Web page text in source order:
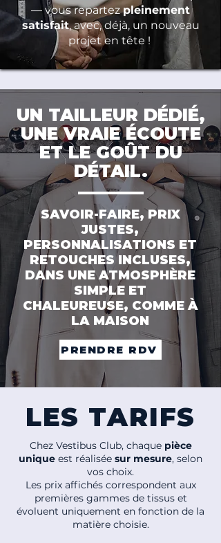
— vous repartezpleinement
satisfait, avec, déjà, un nouveau
projet en tête !
UN TAILLEUR DÉDIÉ,
UNE VRAIE ÉCOUTE
ET LE GOÛT DU
DÉTAIL.
SAVOIR-FAIRE, PRIX
JUSTES,
PERSONNALISATIONS ET
RETOUCHES INCLUSES,
DANS UNE ATMOSPHÈRE
SIMPLE ET
CHALEUREUSE, COMME À
LA MAISON
PRENDRE RDV
LES TARIFS
Chez Vestibus Club, chaque pièce
unique est réalisée sur mesure, selon
vos choix.
Les prix affichés correspondent aux
premières gammes de tissus et
évoluent uniquement en fonction de la
matière choisie.